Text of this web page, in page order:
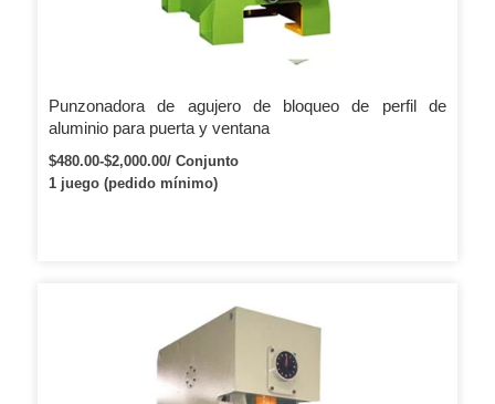
Punzonadora de agujero de bloqueo de perfil de
aluminio para puerta y ventana
$480.00-$2,000.00/ Conjunto
1 juego (pedido mínimo)